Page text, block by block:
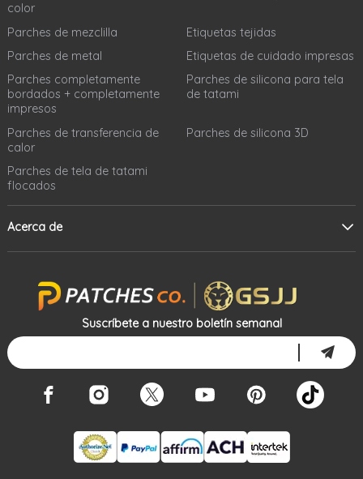
color
Parches de mezclilla
Etiquetas tejidas
Parches de metal
Etiquetas de cuidado impresas
Parches completamente
bordados + completamente
impresos
Parches de silicona para tela
de tatami
Parches de transferencia de
calor
Parches de silicona 3D
Parches de tela de tatami
flocados
Acerca de
Suscríbete a nuestro boletín semanal